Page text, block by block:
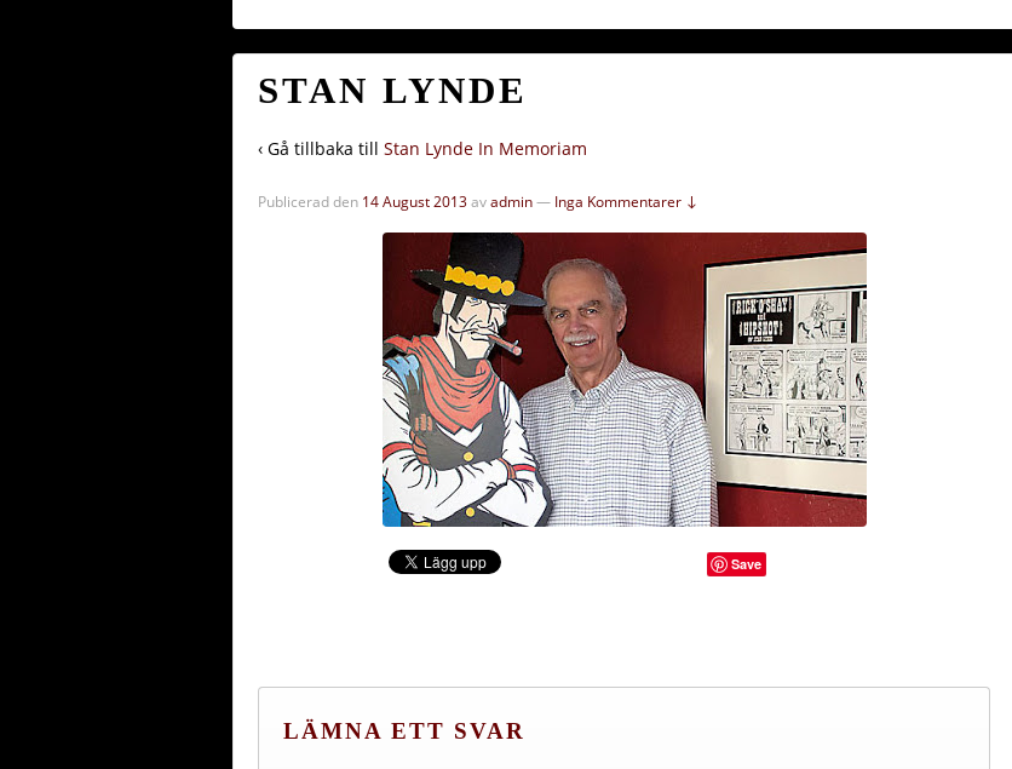
STAN LYNDE
‹ Gå tillbaka till Stan Lynde In Memoriam
Publicerad den 14 August 2013avadmin— Inga Kommentarer ↓
Save
LÄMNA ETT SVAR